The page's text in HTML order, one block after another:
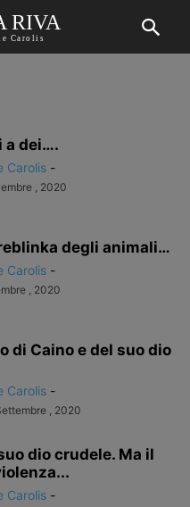
RIVA
Carolis
a dei….
Carolis -
, 2020
degli animali…
Carolis -
, 2020
di Caino e del suo dio
Carolis -
, 2020
dio crudele. Ma il
Carolis -